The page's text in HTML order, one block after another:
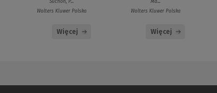
Suchoń, P...
Wolters Kluwer Polska
Więcej
Ma...
Wolters Kluwer Polska
Więcej